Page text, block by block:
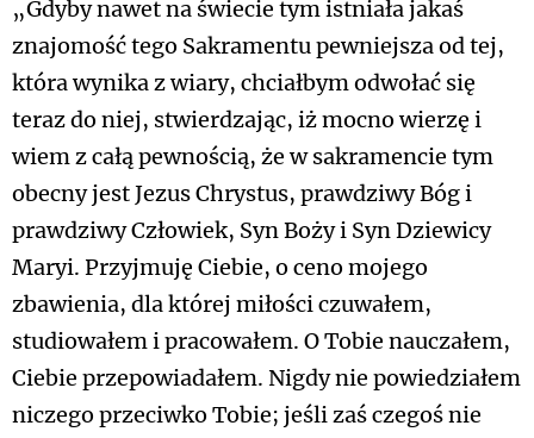
„Gdyby nawet na świecie tym istniała jakaś
znajomość tego Sakramentu pewniejsza od tej,
która wynika z wiary, chciałbym odwołać się
teraz do niej, stwierdzając, iż mocno wierzę i
wiem z całą pewnością, że w sakramencie tym
obecny jest Jezus Chrystus, prawdziwy Bóg i
prawdziwy Człowiek, Syn Boży i Syn Dziewicy
Maryi. Przyjmuję Ciebie, o ceno mojego
zbawienia, dla której miłości czuwałem,
studiowałem i pracowałem. O Tobie nauczałem,
Ciebie przepowiadałem. Nigdy nie powiedziałem
niczego przeciwko Tobie; jeśli zaś czegoś nie